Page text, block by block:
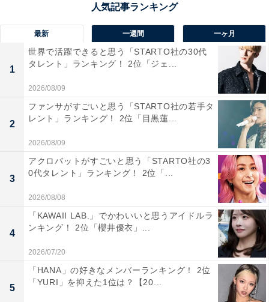
1位は、世界自然遺産・知床の玄関口に位置する「知
床・らうす」。オホーツク海に面し、豊かな海の幸と雄
大な自然に囲まれたこの道の駅は、夏になると多くの観
光客でにぎわいます。目の前の港では運が良ければシャ
チやクジラの姿を見られることもあり、羅臼ならではの
大自然との距離の近さが魅力。館内では羅臼昆布や海産
物を購入でき、食でも知床の魅力を堪能できます。夏の
冒険心をくすぐる、道東の名所です。
回答者のコメントを見ると「このあたりは行ったことが
ないので行ってみたい。海鮮がおいしそう。試食しなが
ら買えるらしい」（40代女性／東京都）、「涼しげだか
らです」（30代女性／埼玉県）、「北海道らしい雄大な
景色を眺めたい」（50代女性／北海道）といった声があ
りました。
※回答者のコメントは原文ママです
最新 一週間 一ヶ月
1
世界で活躍できると思う「STARTO社の30代
タレント」ランキング！ 2位「ジェ...
2026/08/09
2
ファンサがすごいと思う「STARTO社の若手タ
レント」ランキング！ 2位「目黒蓮...
2026/08/09
3
アクロバットがすごいと思う「STARTO社の3
0代タレント」ランキング！ 2位「...
2026/08/08
4
「KAWAII LAB.」でかわいいと思うアイドルラ
ンキング！ 2位「櫻井優衣」...
2026/07/20
5
「HANA」の好きなメンバーランキング！ 2位
「YURI」を抑えた1位は？【20...